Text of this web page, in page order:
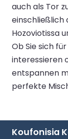
auch als Tor
einschließlich
Hozoviotissa
Ob Sie sich
interessieren
entspannen
perfekte
Koufonisia